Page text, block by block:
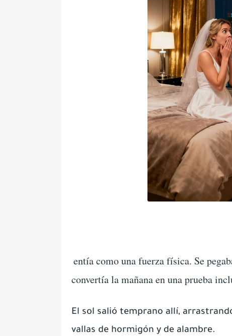
entía como una fuerza física. Se
convertía la mañana en una prueba
El sol salió temprano allí,
vallas de hormigón y de alambre.